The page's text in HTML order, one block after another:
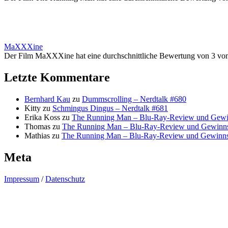
MaXXXine
Der Film MaXXXine hat eine durchschnittliche Bewertung von 3
Letzte Kommentare
Bernhard Kau zu Dummscrolling – Nerdtalk #680
Kitty zu Schmingus Dingus – Nerdtalk #681
Erika Koss zu The Running Man – Blu-Ray-Review und
Thomas zu The Running Man – Blu-Ray-Review und
Mathias zu The Running Man – Blu-Ray-Review und
Meta
Impressum /Datenschutz